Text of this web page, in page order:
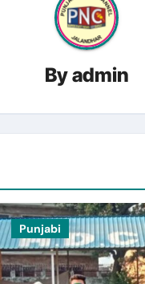
Byadmin
Punjabi